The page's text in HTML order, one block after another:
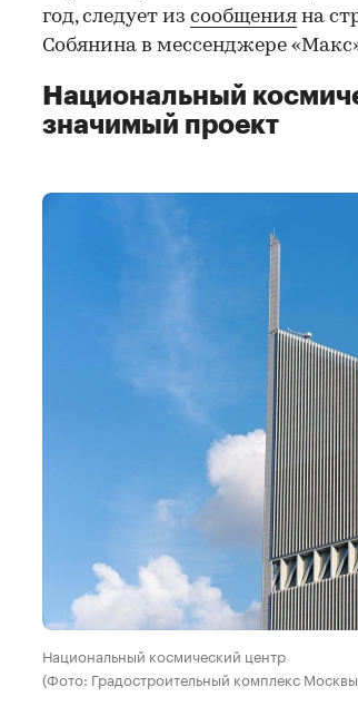
год, следует из сообщения на
Собянина в мессенджере
Национальный
значимый проект
Национальный космический центр
(Фото: Градостроительный комплекс